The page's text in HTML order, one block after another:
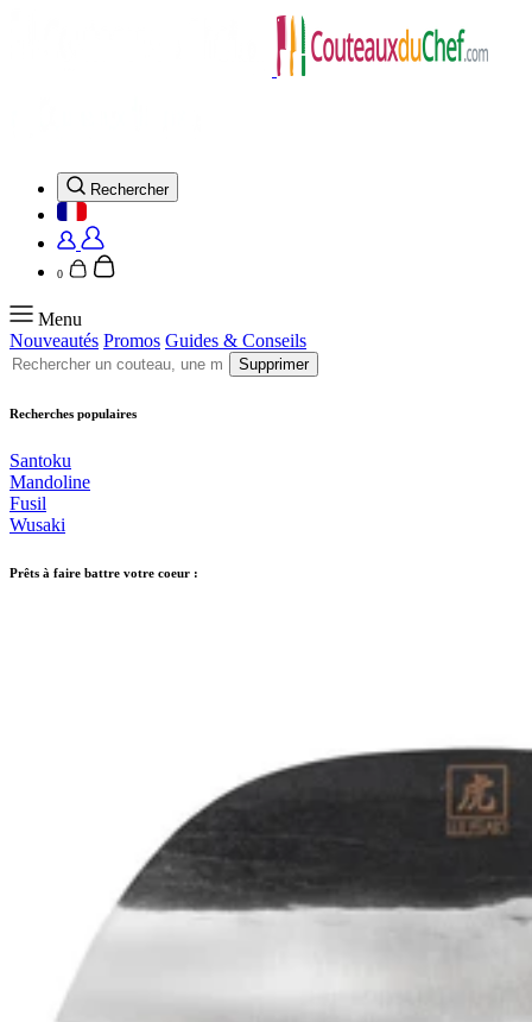
Rechercher
0
Menu
Nouveautés Promos Guides & Conseils
Supprimer
Recherches populaires
Santoku
Mandoline
Fusil
Wusaki
Prêts à faire battre votre coeur :